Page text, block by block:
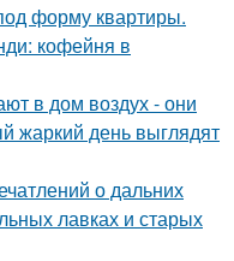
форму квартиры.
кофейня в
в дом воздух - они
жаркий день выглядят
о дальних
лавках и старых